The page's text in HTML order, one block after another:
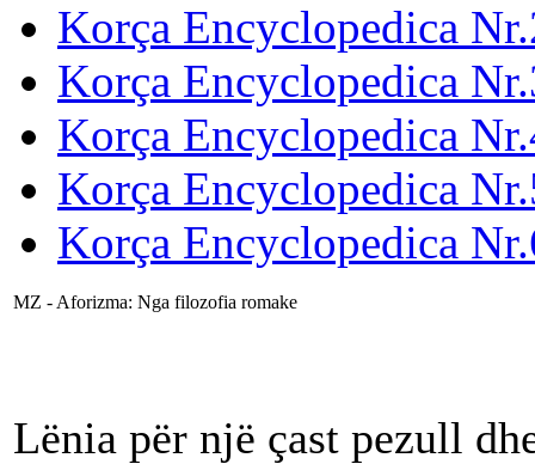
Korça Encyclopedica
Korça Encyclopedica
Korça Encyclopedica
Korça Encyclopedica
Korça Encyclopedica
MZ - Aforizma: Nga filozofia romake
Lënia për një çast pezull